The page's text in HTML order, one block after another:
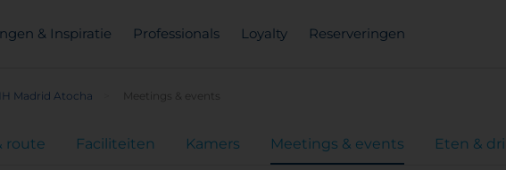
& Inspiratie Professionals Loyalty Reserveringen
Madrid Atocha Meetings & events
route Faciliteiten Kamers Meetings & events Eten &